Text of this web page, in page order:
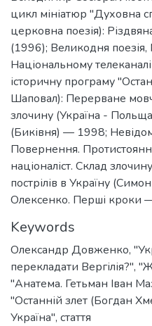
цикл мініатюр "Духовна
церковна поезія):
(1996); Великодня поезія,
Національному
історичну програму
Шаповал): Перерване
злочину (Україна -
(Биківня) — 1998;
Повернення.
націоналіст. Склад
пострілів в Україну
Олексенко. Перші кроки
Keywords
Олександр Довженко,
перекладати Вергілія?",
"Анатема. Гетьман Іван
"Останній злет (Богдан
Україна", стаття